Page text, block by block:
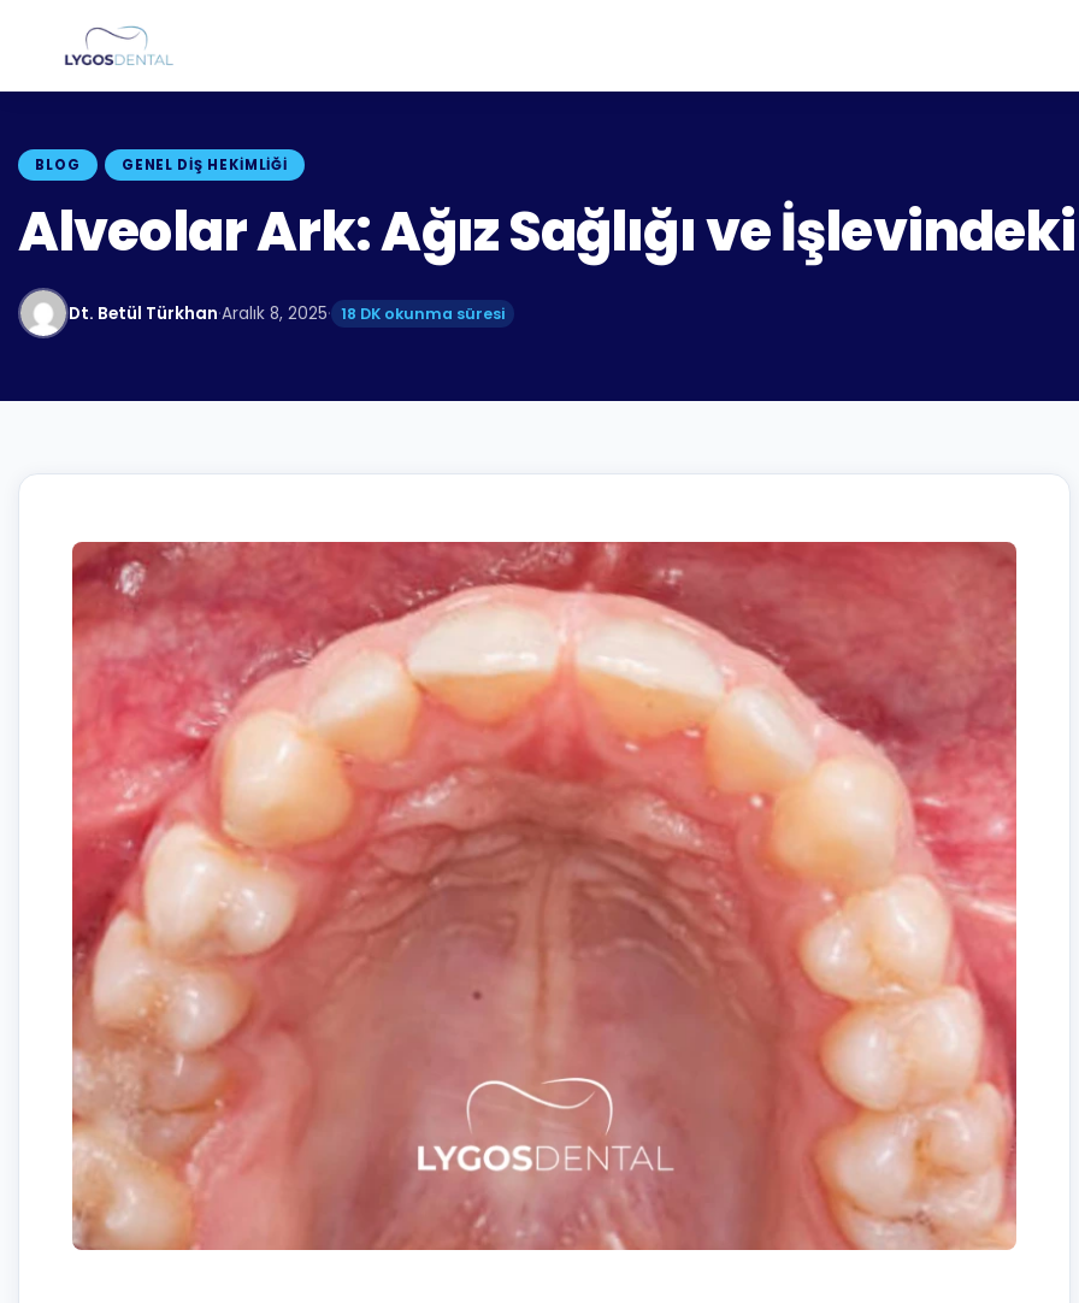
BLOG GENEL DIŞ HEKIMLIĞI
Alveolar Ark: Ağız Sağlığı ve
Dt. Betül Türkhan·Aralık 8, 2025· 18 DK okunma süresi